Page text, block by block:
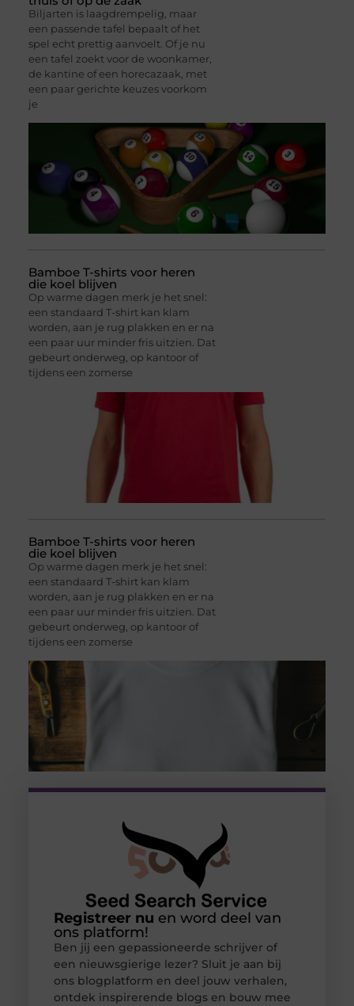
Biljarten is laagdrempelig, maar
een passende tafel bepaalt of het
spel echt prettig aanvoelt. Of je nu
een tafel zoekt voor de woonkamer,
de kantine of een horecazaak, met
een paar gerichte keuzes voorkom
je
Bamboe T-shirts voor heren
die koel blijven
Op warme dagen merk je het snel:
een standaard T-shirt kan klam
worden, aan je rug plakken en er na
een paar uur minder fris uitzien. Dat
gebeurt onderweg, op kantoor of
tijdens een zomerse
Bamboe T-shirts voor heren
die koel blijven
Op warme dagen merk je het snel:
een standaard T-shirt kan klam
worden, aan je rug plakken en er na
een paar uur minder fris uitzien. Dat
gebeurt onderweg, op kantoor of
tijdens een zomerse
Registreer nu en word deel van
ons platform!
Ben jij een gepassioneerde schrijver of
een nieuwsgierige lezer? Sluit je aan bij
ons blogplatform en deel jouw verhalen,
ontdek inspirerende blogs en bouw mee